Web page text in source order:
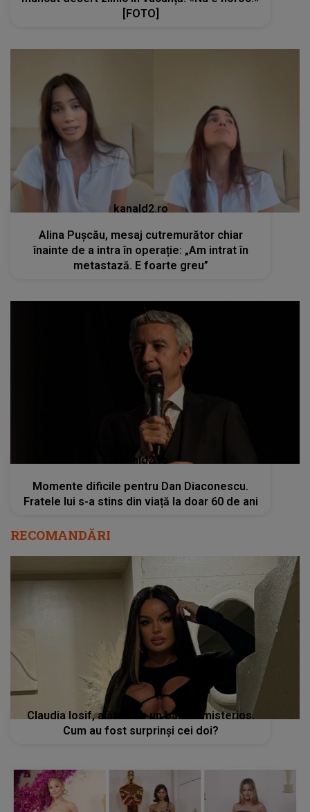
[FOTO]
kanald2.ro
Alina Pușcău, mesaj cutremurător chiar
înainte de a intra în operație: „Am intrat în
metastază. E foarte greu”
kanald2.ro
Momente dificile pentru Dan Diaconescu.
Fratele lui s-a stins din viață la doar 60 de ani
RECOMANDĂRI
Claudia Iosif, alături de un bărbat misterios.
Cum au fost surprinși cei doi?